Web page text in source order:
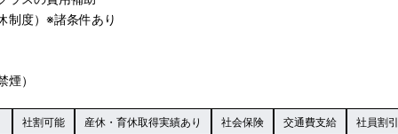
制度）※諸条件あり
）
社割可能 産休・育休取得実績あり 社会保険 交通費支給 社員割